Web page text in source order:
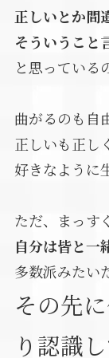
正しいとか間
そういうこと
と思っている
曲がるのも自
正しいも正し
好きなように
ただ、まっす
自分は皆と一
多数派みたい
その先
り認識